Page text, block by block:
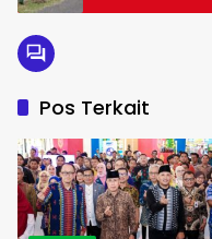
Kurban di
Pos Terkait